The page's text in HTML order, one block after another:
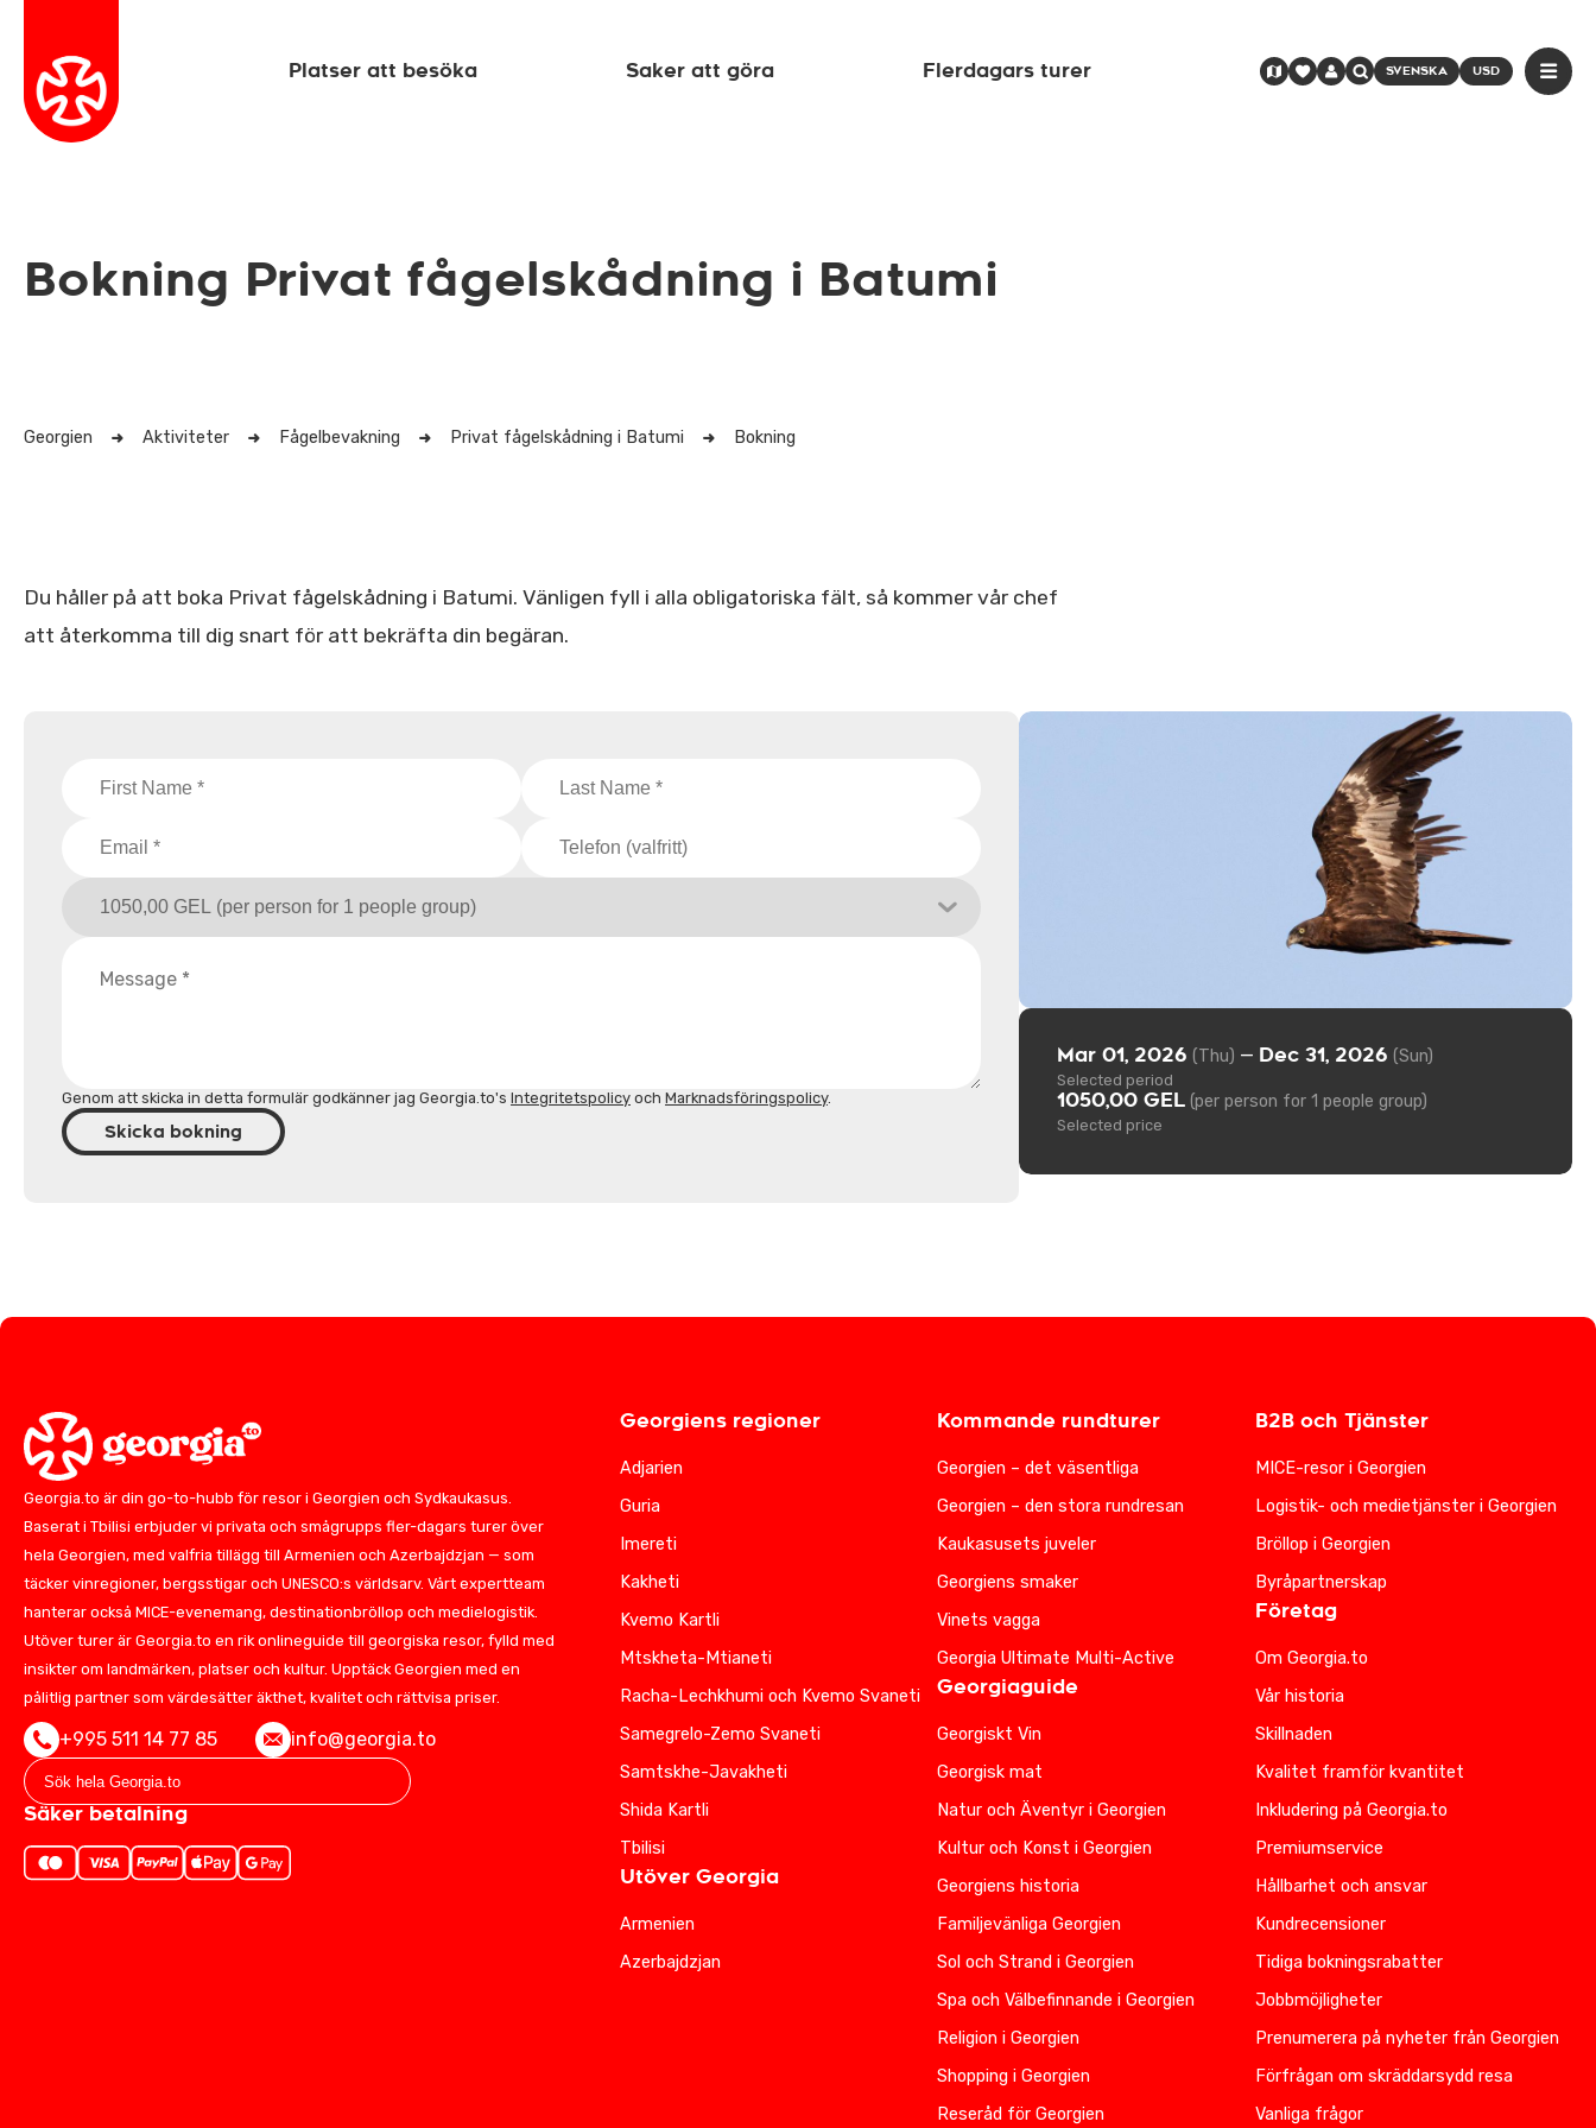
Platser att besöka Saker att göra Flerdagars turer SVENSKA USD
Bokning Privat fågelskådning i Batumi
Georgien Aktiviteter Fågelbevakning Privat fågelskådning i Batumi Bokning
Du håller på att boka Privat fågelskådning i Batumi. Vänligen fyll i alla obligatoriska fält, så kommer vår chef
att återkomma till dig snart för att bekräfta din begäran.
Genom att skicka in detta formulär godkänner jag Georgia.to's Integritetspolicy och Marknadsföringspolicy.
Skicka bokning
Mar 01, 2026 (Thu) — Dec 31, 2026 (Sun)
Selected period
1050,00 GEL (per person for 1 people group)
Selected price
Georgia.to är din go-to-hubb för resor i Georgien och Sydkaukasus.
Baserat i Tbilisi erbjuder vi privata och smågrupps fler-dagars turer över
hela Georgien, med valfria tillägg till Armenien och Azerbajdzjan — som
täcker vinregioner, bergsstigar och UNESCO:s världsarv. Vårt expertteam
hanterar också MICE-evenemang, destinationbröllop och medielogistik.
Utöver turer är Georgia.to en rik onlineguide till georgiska resor, fylld med
insikter om landmärken, platser och kultur. Upptäck Georgien med en
pålitlig partner som värdesätter äkthet, kvalitet och rättvisa priser.
+995 511 14 77 85 info@georgia.to
Säker betalning
Georgiens regioner
Adjarien
Guria
Imereti
Kakheti
Kvemo Kartli
Mtskheta-Mtianeti
Racha-Lechkhumi och Kvemo Svaneti
Samegrelo-Zemo Svaneti
Samtskhe-Javakheti
Shida Kartli
Tbilisi
Utöver Georgia
Armenien
Azerbajdzjan
Kommande rundturer
Georgien – det väsentliga
Georgien – den stora rundresan
Kaukasusets juveler
Georgiens smaker
Vinets vagga
Georgia Ultimate Multi-Active
Georgiaguide
Georgiskt Vin
Georgisk mat
Natur och Äventyr i Georgien
Kultur och Konst i Georgien
Georgiens historia
Familjevänliga Georgien
Sol och Strand i Georgien
Spa och Välbefinnande i Georgien
Religion i Georgien
Shopping i Georgien
Reseråd för Georgien
B2B och Tjänster
MICE-resor i Georgien
Logistik- och medietjänster i Georgien
Bröllop i Georgien
Byråpartnerskap
Företag
Om Georgia.to
Vår historia
Skillnaden
Kvalitet framför kvantitet
Inkludering på Georgia.to
Premiumservice
Hållbarhet och ansvar
Kundrecensioner
Tidiga bokningsrabatter
Jobbmöjligheter
Prenumerera på nyheter från Georgien
Förfrågan om skräddarsydd resa
Vanliga frågor